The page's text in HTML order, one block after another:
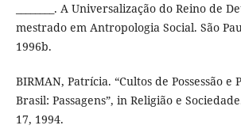
________. A Universalização do Reino de
mestrado em Antropologia Social. São
1996b.
BIRMAN, Patrícia. “Cultos de Possessão e
Brasil: Passagens”, in Religião e
17, 1994.